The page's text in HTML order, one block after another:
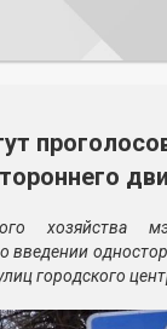
хозяйства
введении
городского